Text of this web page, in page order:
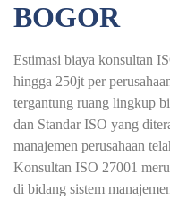
BOGOR
Estimasi biaya konsultan
hingga 250jt per
tergantung ruang lingkup
dan Standar ISO yang
manajemen perusahaan
Konsultan ISO 27001
di bidang sistem